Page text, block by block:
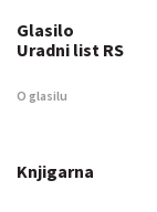
Glasilo
Uradni list RS
O glasilu
Knjigarna